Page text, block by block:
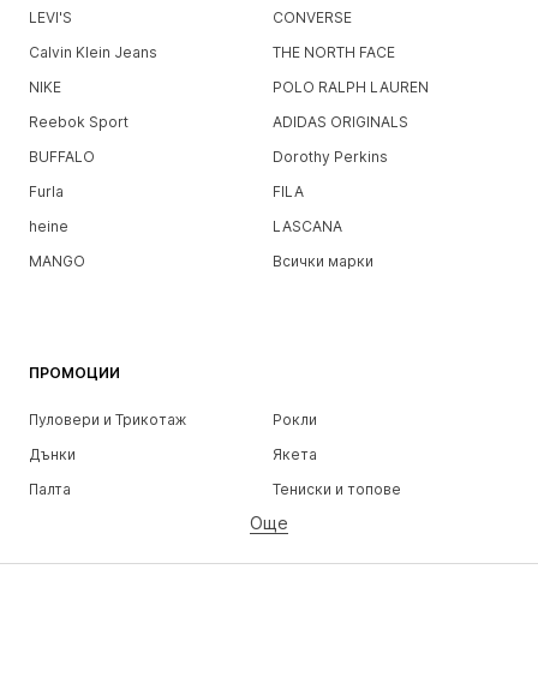
LEVI'S
CONVERSE
Calvin Klein Jeans
THE NORTH FACE
NIKE
POLO RALPH LAUREN
Reebok Sport
ADIDAS ORIGINALS
BUFFALO
Dorothy Perkins
Furla
FILA
heine
LASCANA
MANGO
Всички марки
ПРОМОЦИИ
Пуловери и Трикотаж
Рокли
Дънки
Якета
Палта
Тениски и топове
Бельо
Поли
Блузи и туники
Още